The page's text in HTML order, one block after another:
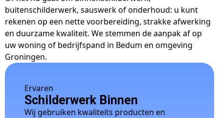
buitenschilderwerk, sauswerk of onderhoud: u kunt
rekenen op een nette voorbereiding, strakke afwerking
en duurzame kwaliteit. We stemmen de aanpak af op
uw woning of bedrijfspand in Bedum en omgeving
Groningen.
Ervaren
Schilderwerk Binnen
Wij gebruiken kwaliteits producten en